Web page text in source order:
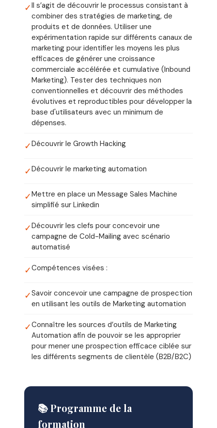
✓Il s’agit de découvrir le processus consistant à
combiner des stratégies de marketing, de
produits et de données. Utiliser une
expérimentation rapide sur différents canaux de
marketing pour identifier les moyens les plus
efficaces de générer une croissance
commerciale accélérée et cumulative (Inbound
Marketing). Tester des techniques non
conventionnelles et découvrir des méthodes
évolutives et reproductibles pour développer la
base d'utilisateurs avec un minimum de
dépenses.
✓Découvrir le Growth Hacking
✓Découvrir le marketing automation
✓Mettre en place un Message Sales Machine
simplifié sur Linkedin
✓Découvrir les clefs pour concevoir une
campagne de Cold-Mailing avec scénario
automatisé
✓Compétences visées :
✓Savoir concevoir une campagne de prospection
en utilisant les outils de Marketing automation
✓Connaître les sources d’outils de Marketing
Automation afin de pouvoir se les approprier
pour mener une prospection efficace ciblée sur
les différents segments de clientèle (B2B/B2C)
📚 Programme de la
formation